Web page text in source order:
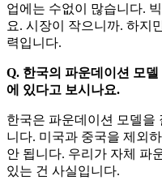
업에는 수없이 많습니다.
요. 시장이 작으니까. 하지
력입니다.
Q. 한국의 파운데이션 모
에 있다고 보시나요.
한국은 파운데이션 모델을
니다. 미국과 중국을 제외
안 됩니다. 우리가 자체 파
있는 건 사실입니다.